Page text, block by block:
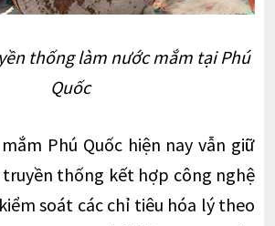
thống làm nước mắm tại Phú
Quốc
Phú Quốc hiện nay vẫn giữ
thống kết hợp công nghệ
soát các chỉ tiêu hóa lý theo